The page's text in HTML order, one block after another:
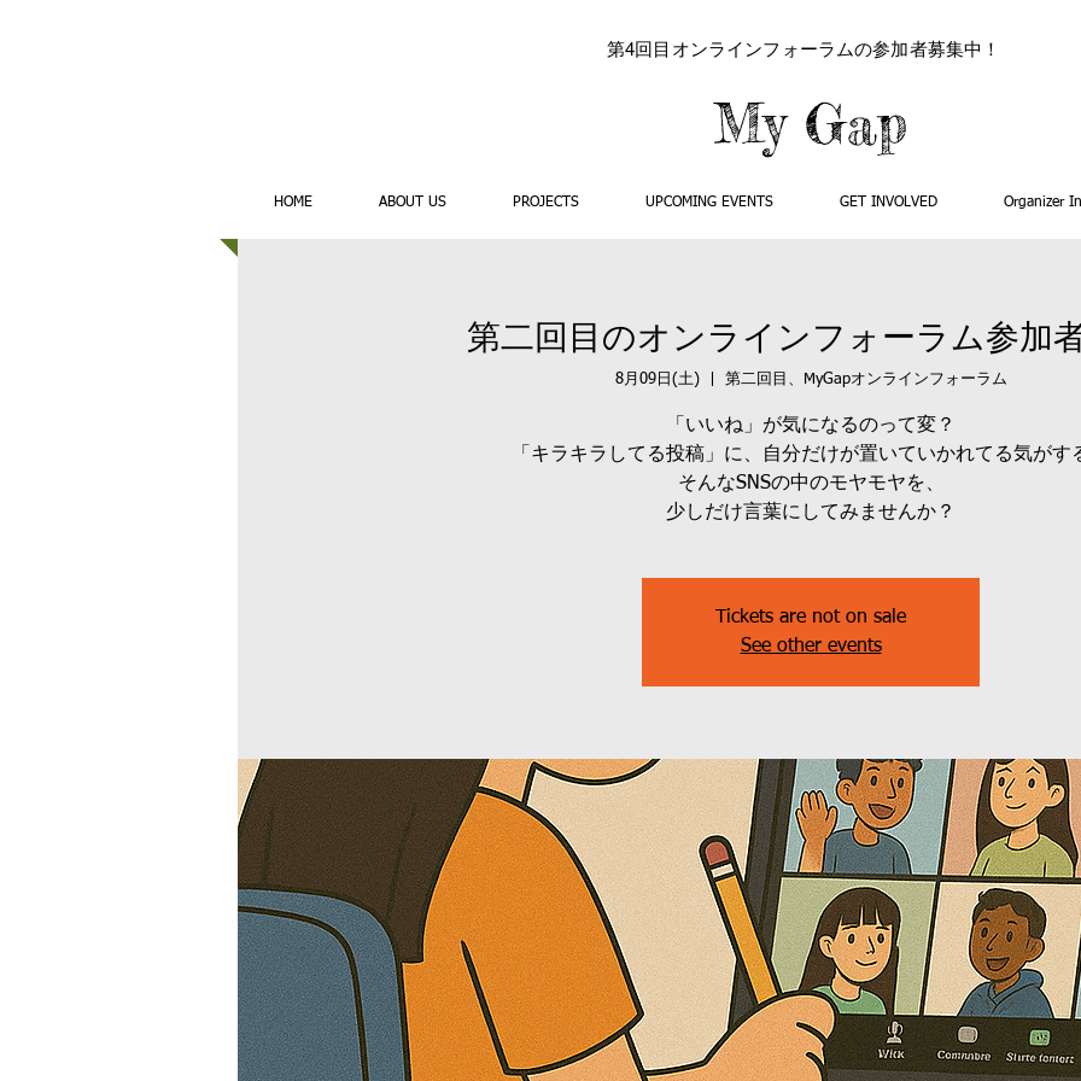
​第4回目オンラインフォーラムの参加者募集中！
My Gap
HOME ABOUT US PROJECTS UPCOMING EVENTS GET INVOLVED Organizer
第二回目のオンラインフォーラム参加
8月09日(土)
  |
第二回目、MyGapオンラインフォーラム
「いいね」が気になるのって変？
「キラキラしてる投稿」に、自分だけが置いていかれてる気がす
そんなSNSの中のモヤモヤを、
少しだけ言葉にしてみませんか？
Tickets are not on sale
See other events